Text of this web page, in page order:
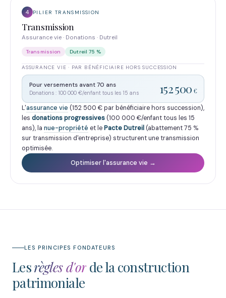
4 PILIER TRANSMISSION
Transmission
Assurance vie · Donations · Dutreil
Transmission Dutreil 75 %
ASSURANCE VIE · PAR BÉNÉFICIAIRE HORS SUCCESSION
Pour versements avant 70 ans
Donations : 100 000 €/enfant tous les 15 ans 152 500 €
L'assurance vie (152 500 € par bénéficiaire hors succession),
les donations progressives(100 000 €/enfant tous les 15
ans), la nue-propriété et lePacte Dutreil (abattement 75 %
sur transmission d'entreprise) structurent une transmission
optimisée.
Optimiser l'assurance vie →
LES PRINCIPES FONDATEURS
Lesrègles d'or de la construction
patrimoniale